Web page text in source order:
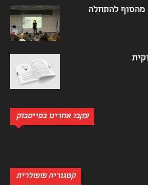
להתחלה
עקבו אחרינו בפייסבוק
קטגוריה פופולרית